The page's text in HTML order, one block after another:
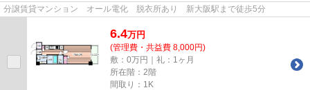
分譲賃貸マンション オール電化 脱衣所あり 新大阪駅まで徒歩5分
6.4万円
(管理費・共益費 8,000円)
敷：0万円｜礼：1ヶ月
所在階：2階
間取り：1K